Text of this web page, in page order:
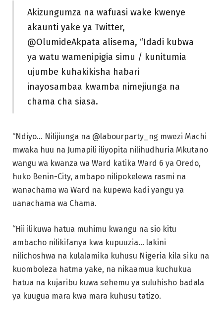
Akizungumza na wafuasi wake kwenye
akaunti yake ya Twitter,
@OlumideAkpata alisema, “Idadi kubwa
ya watu wamenipigia simu / kunitumia
ujumbe kuhakikisha habari
inayosambaa kwamba nimejiunga na
chama cha siasa.
“Ndiyo… Nilijiunga na @labourparty_ng mwezi Machi
mwaka huu na Jumapili iliyopita nilihudhuria Mkutano
wangu wa kwanza wa Ward katika Ward 6 ya Oredo,
huko Benin-City, ambapo nilipokelewa rasmi na
wanachama wa Ward na kupewa kadi yangu ya
uanachama wa Chama.
“Hii ilikuwa hatua muhimu kwangu na sio kitu
ambacho nilikifanya kwa kupuuzia… lakini
nilichoshwa na kulalamika kuhusu Nigeria kila siku na
kuomboleza hatma yake, na nikaamua kuchukua
hatua na kujaribu kuwa sehemu ya suluhisho badala
ya kuugua mara kwa mara kuhusu tatizo.